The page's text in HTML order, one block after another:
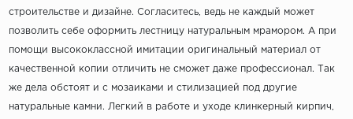
строительстве и дизайне. Согласитесь, ведь не каждый может
позволить себе оформить лестницу натуральным мрамором. А при
помощи высококлассной имитации оригинальный материал от
качественной копии отличить не сможет даже профессионал. Так
же дела обстоят и с мозаиками и стилизацией под другие
натуральные камни. Легкий в работе и уходе клинкерный кирпич,